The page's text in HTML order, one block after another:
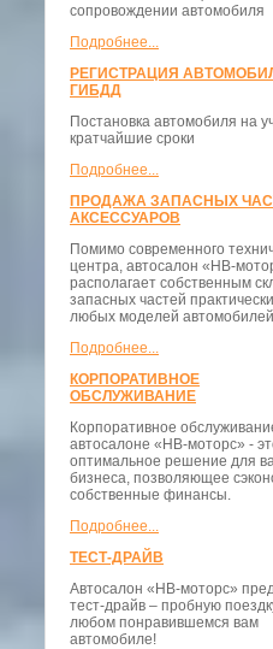
сопровождении автомобиля
Подробнее...
РЕГИСТРАЦИЯ
ГИБДД
Постановка автомобиля на
кратчайшие сроки
Подробнее...
ПРОДАЖА ЗАПАСНЫХ
АКСЕССУАРОВ
Помимо современного
центра, автосалон «НВ-
располагает собственным
запасных частей
любых моделей
Подробнее...
КОРПОРАТИВНОЕ
ОБСЛУЖИВАНИЕ
Корпоративное
автосалоне «НВ-моторс» -
оптимальное решение для
бизнеса, позволяющее
собственные финансы.
Подробнее...
ТЕСТ-ДРАЙВ
Автосалон «НВ-моторс»
тест-драйв – пробную
любом понравившемся вам
автомобиле!